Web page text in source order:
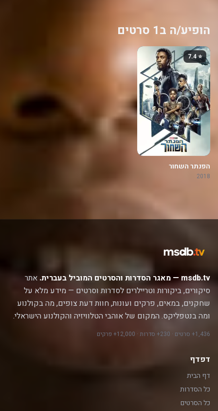
הופיע/ה ב1 סרטים
⭐ 7.4
הפנתר השחור
2018
msdb.tv — מאגר הסדרות והסרטים המוביל בעברית.
אתר
סיקורים, ביקורות וטריילרים לסדרות וסרטים — מידע מלא על
שחקנים, במאים, פרקים ועונות, חוות דעת צופים, מה בקולנוע
ומה בנטפליקס. המקום של אוהבי הטלוויזיה והקולנוע הישראלי.
1,436+ סרטים · 230+ סדרות · 12,000+ פרקים
דפדף
דף הבית
כל הסדרות
כל הסרטים